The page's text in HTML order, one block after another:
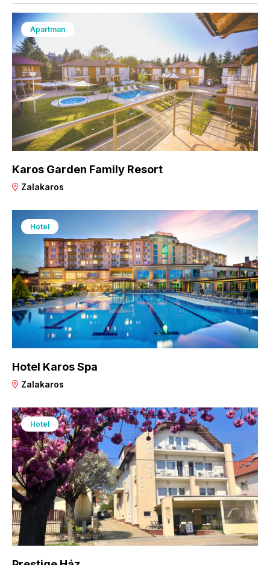
Apartman
Karos Garden Family Resort
Zalakaros
Hotel
Hotel Karos Spa
Zalakaros
Hotel